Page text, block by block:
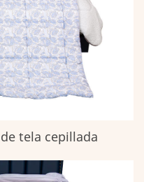
tela cepillada